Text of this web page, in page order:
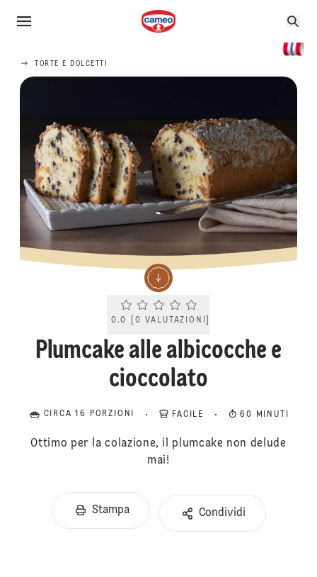
TORTE E DOLCETTI
Current rating 0.0. Click to rate.
0.0 0 VALUTAZIONI
Plumcake alle albicocche e
cioccolato
CIRCA 16 PORZIONI FACILE 60 MINUTI
Ottimo per la colazione, il plumcake non delude
mai!
Stampa Condividi